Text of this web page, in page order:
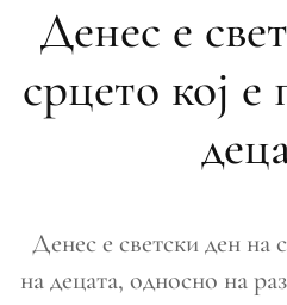
Денес е
срцето кој е
Денес е светски ден на
на децата, односно на